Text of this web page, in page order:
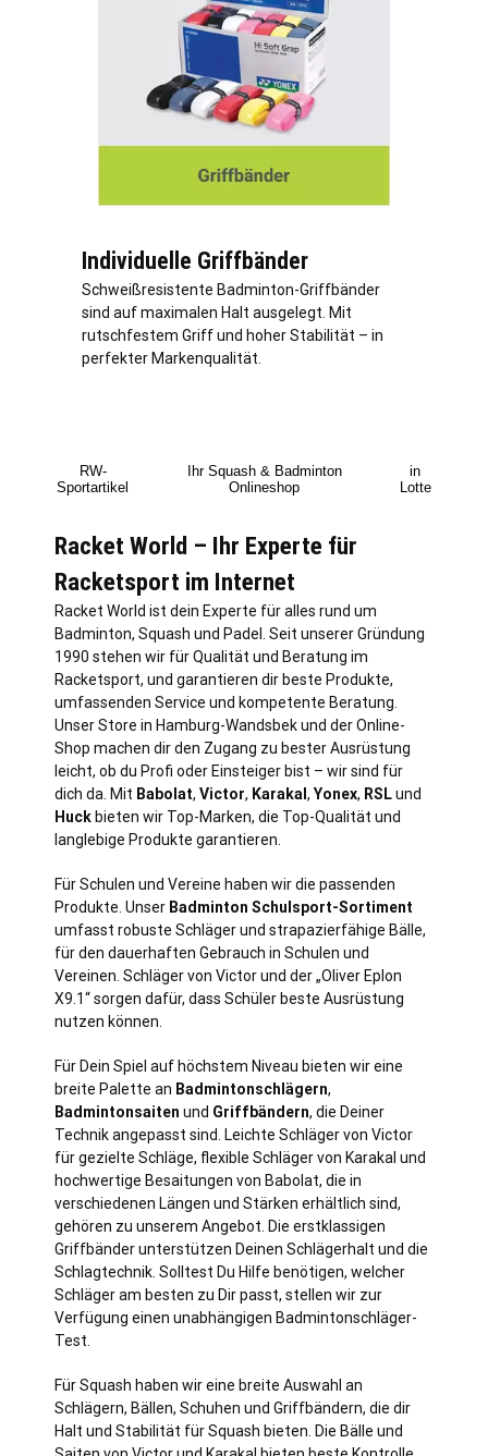
Individuelle Griffbänder
Schweißresistente Badminton-Griffbänder
sind auf maximalen Halt ausgelegt. Mit
rutschfestem Griff und hoher Stabilität – in
perfekter Markenqualität.
RW-
Sportartikel
Ihr Squash & Badminton
Onlineshop
in
Lotte
Racket World – Ihr Experte für
Racketsport im Internet
Racket World ist dein Experte für alles rund um
Badminton, Squash und Padel. Seit unserer Gründung
1990 stehen wir für Qualität und Beratung im
Racketsport, und garantieren dir beste Produkte,
umfassenden Service und kompetente Beratung.
Unser Store in Hamburg-Wandsbek und der Online-
Shop machen dir den Zugang zu bester Ausrüstung
leicht, ob du Profi oder Einsteiger bist – wir sind für
dich da. Mit Babolat, Victor, Karakal , Yonex, RSLund
Huck bieten wir Top-Marken, die Top-Qualität und
langlebige Produkte garantieren.
Für Schulen und Vereine haben wir die passenden
Produkte. Unser Badminton Schulsport-Sortiment
umfasst robuste Schläger und strapazierfähige Bälle,
für den dauerhaften Gebrauch in Schulen und
Vereinen. Schläger von Victor und der „Oliver Eplon
X9.1“ sorgen dafür, dass Schüler beste Ausrüstung
nutzen können.
Für Dein Spiel auf höchstem Niveau bieten wir eine
breite Palette an Badmintonschlägern,
Badmintonsaiten und Griffbändern, die Deiner
Technik angepasst sind. Leichte Schläger von Victor
für gezielte Schläge, flexible Schläger von Karakal und
hochwertige Besaitungen von Babolat, die in
verschiedenen Längen und Stärken erhältlich sind,
gehören zu unserem Angebot. Die erstklassigen
Griffbänder unterstützen Deinen Schlägerhalt und die
Schlagtechnik. Solltest Du Hilfe benötigen, welcher
Schläger am besten zu Dir passt, stellen wir zur
Verfügung einen unabhängigen Badmintonschläger-
Test.
Für Squash haben wir eine breite Auswahl an
Schlägern, Bällen, Schuhen und Griffbändern, die dir
Halt und Stabilität für Squash bieten. Die Bälle und